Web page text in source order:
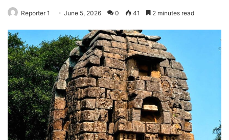
Reporter 1 June 5, 2026 0 41 2 minutes read